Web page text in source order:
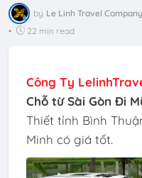
by Le Linh Travel
•
22 min read
Công Ty
Chỗ từ Sài Gòn Đi
Thiết tỉnh Bình
Minh có giá tốt.